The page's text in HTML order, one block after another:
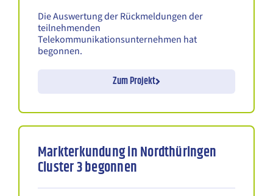
Die Auswertung der Rückmeldungen der
teilnehmenden
Telekommunikationsunternehmen hat
begonnen.
Zum Projekt
Markterkundung in Nordthüringen
Cluster 3 begonnen